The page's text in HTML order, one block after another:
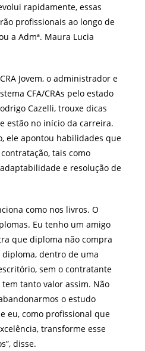
rapidamente, essas
profissionais ao longo de
a Admª. Maura Lucia
Jovem, o administrador e
CFA/CRAs pelo estado
Cazelli, trouxe dicas
estão no início da carreira.
ele apontou habilidades que
tais como
e resolução de
como nos livros. O
Eu tenho um amigo
que diploma não compra
diploma, dentro de uma
sem o contratante
tanto valor assim. Não
o estudo
eu, como profissional que
transforme esse
disse.